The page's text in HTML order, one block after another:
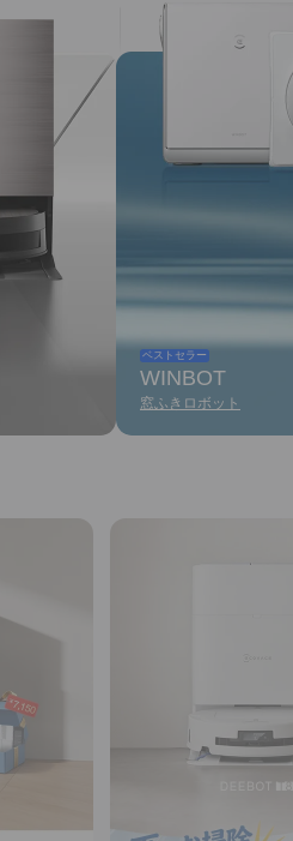
WINBOT
窓ふきロボット